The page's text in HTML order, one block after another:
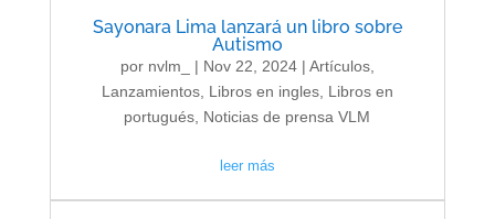
Sayonara Lima lanzará un libro sobre
Autismo
por nvlm_ | Nov 22, 2024| Artículos,
Lanzamientos, Libros en ingles, Libros en
portugués Noticias de prensa VLM
leer más